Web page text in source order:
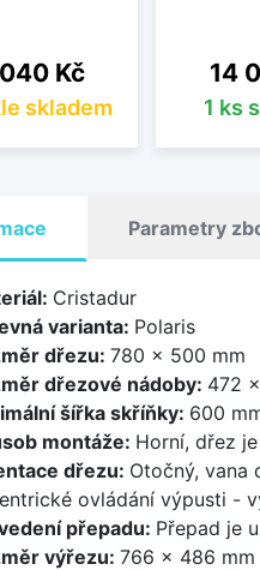
Kč
skladem
Cena
14
1 ks
Parametry
Cristadur
varianta: Polaris
dřezu: 780 x 500 mm
dřezové nádoby: 472
šířka skříňky: 600
montáže: Horní, dřez
dřezu: Otočný, vana
ovládání výpusti -
přepadu: Přepad je
výřezu: 766 x 486 mm